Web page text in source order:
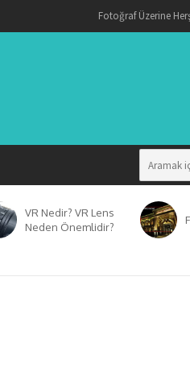
Fotoğraf Üzerine
VR Nedir? VR Lens
Neden Önemlidir?